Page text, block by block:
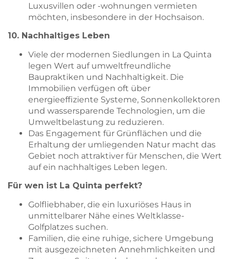
Luxusvillen oder -wohnungen vermieten
möchten, insbesondere in der Hochsaison.
10. Nachhaltiges Leben
Viele der modernen Siedlungen in La Quinta
legen Wert auf umweltfreundliche
Baupraktiken und Nachhaltigkeit. Die
Immobilien verfügen oft über
energieeffiziente Systeme, Sonnenkollektoren
und wassersparende Technologien, um die
Umweltbelastung zu reduzieren.
Das Engagement für Grünflächen und die
Erhaltung der umliegenden Natur macht das
Gebiet noch attraktiver für Menschen, die Wert
auf ein nachhaltiges Leben legen.
Für wen ist La Quinta perfekt?
Golfliebhaber, die ein luxuriöses Haus in
unmittelbarer Nähe eines Weltklasse-
Golfplatzes suchen.
Familien, die eine ruhige, sichere Umgebung
mit ausgezeichneten Annehmlichkeiten und